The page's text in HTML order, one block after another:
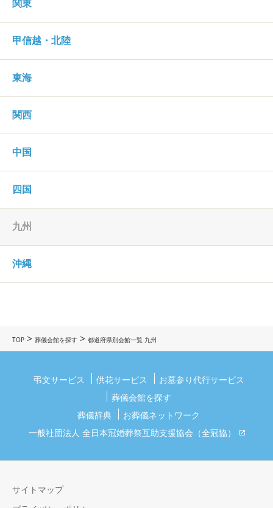
関東
甲信越・北陸
東海
関西
中国
四国
九州
沖縄
TOP > 葬儀会館を探す > 都道府県別会館一覧 九州
弔文サービス 供花サービス
お墓参り代行サービス
葬儀会館を探す
葬儀辞典
お葬儀ネットワーク
一般社団法人 全日本冠婚葬祭互助支援協会（全冠協）
サイトマップ